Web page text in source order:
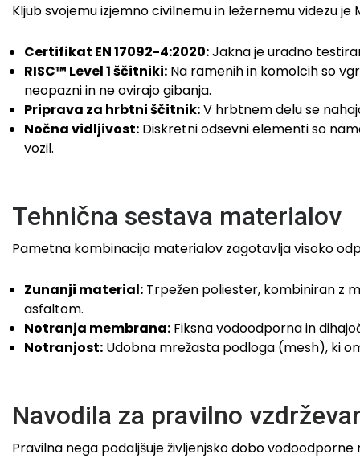
Kljub svojemu izjemno civilnemu in ležernemu videzu
Certifikat EN 17092-4:2020:Jakna je uradno
RISC™ Level 1 ščitniki: Na ramenih in komolcih so
neopazni in ne ovirajo gibanja.
Priprava za hrbtni ščitnik:V hrbtnem delu se
Nočna vidljivost: Diskretni odsevni elementi so
vozil.
Tehnična sestava materialov
Pametna kombinacija materialov zagotavlja visoko
Zunanji material: Trpežen poliester, kombiniran z
asfaltom.
Notranja membrana: Fiksna vodoodporna in
Notranjost: Udobna mrežasta podloga (mesh), ki
Navodila za pravilno
Pravilna nega podaljšuje življenjsko dobo